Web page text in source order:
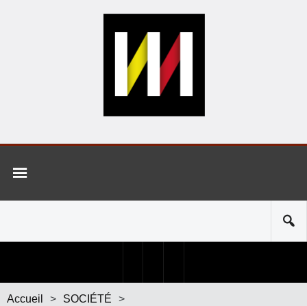
Accueil > SOCIÉTÉ
>